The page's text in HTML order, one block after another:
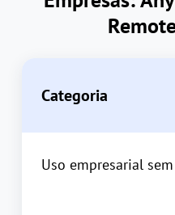
Categoria
Uso empresarial